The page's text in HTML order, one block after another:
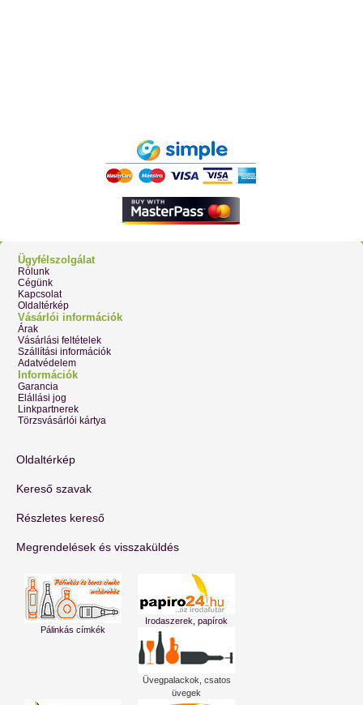
Ügyfélszolgálat
Rólunk
Cégünk
Kapcsolat
Oldaltérkép
Vásárlói információk
Árak
Vásárlási feltételek
Szállítási információk
Adatvédelem
Információk
Garancia
Elállási jog
Linkpartnerek
Törzsvásárlói kártya
Oldaltérkép
Kereső szavak
Részletes kereső
Megrendelések és visszaküldés
Pálinkás címkék
Irodaszerek, papírok
Üvegpalackok, csatos
üvegek